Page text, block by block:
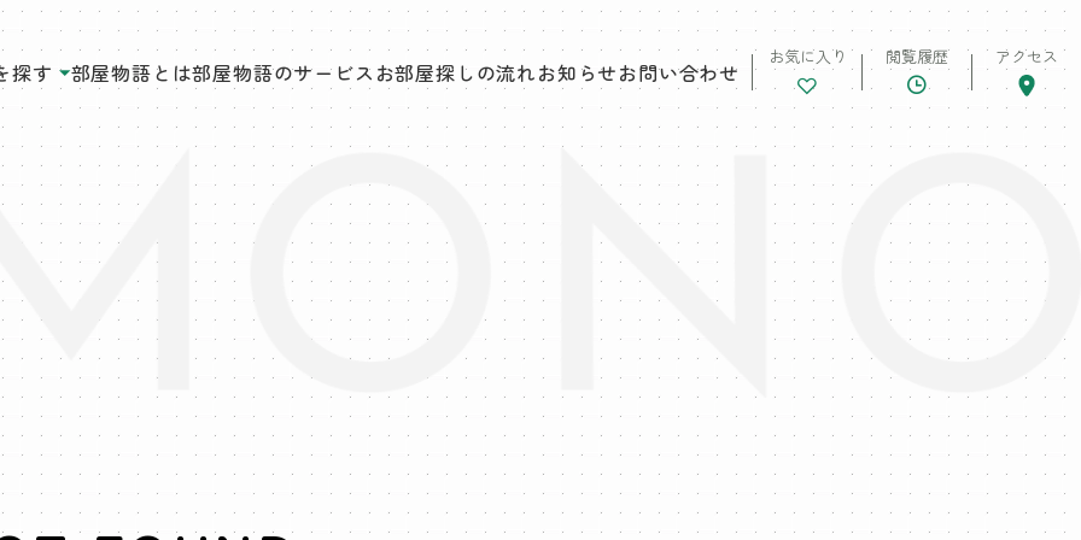
探す 部屋物語とは部屋物語のサービス お部屋探しの流れお知らせお問い合わせ
お気に入り 閲覧履歴 アクセス